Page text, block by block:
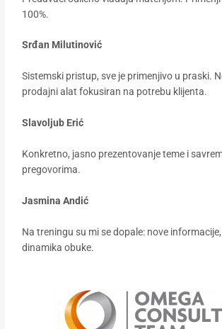
100%.
Srđan Milutinović
Sistemski pristup, sve je primenjivo u praski.
prodajni alat fokusiran na potrebu klijenta.
Slavoljub Erić
Konkretno, jasno prezentovanje teme i
pregovorima.
Jasmina Andić
Na treningu su mi se dopale: nove
dinamika obuke.